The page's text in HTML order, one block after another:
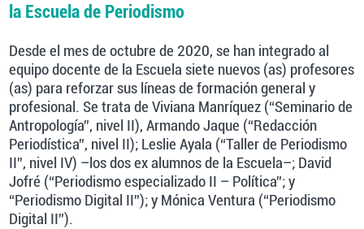
la Escuela de Periodismo
Desde el mes de octubre de 2020, se han integrado al
equipo docente de la Escuela siete nuevos (as) profesores
(as) para reforzar sus líneas de formación general y
profesional. Se trata de Viviana Manríquez (“Seminario de
Antropología”, nivel II), Armando Jaque (“Redacción
Periodística”, nivel II); Leslie Ayala (“Taller de Periodismo
II”, nivel IV) –los dos ex alumnos de la Escuela–; David
Jofré (“Periodismo especializado II – Política”; y
“Periodismo Digital II”); y Mónica Ventura (“Periodismo
Digital II”).